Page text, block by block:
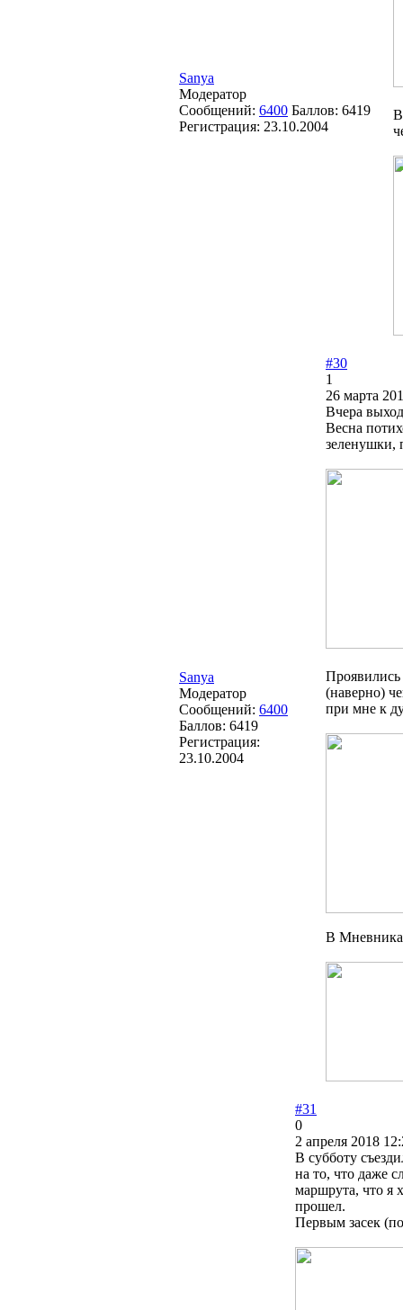
Sanya
Модератор
Сообщений: 6400 Баллов: 6419
Регистрация: 23.10.2004
В
Sanya
Модератор
Сообщений: 6400
Баллов: 6419
Регистрация:
23.10.2004
#30
1
26 марта
Вчера
Весна
зеленушки,
Проявились
(наверно)
при мне к
В
#31
0
2 апреля 2018
В субботу
на то, что даже
маршрута, что я
прошел.
Первым засек